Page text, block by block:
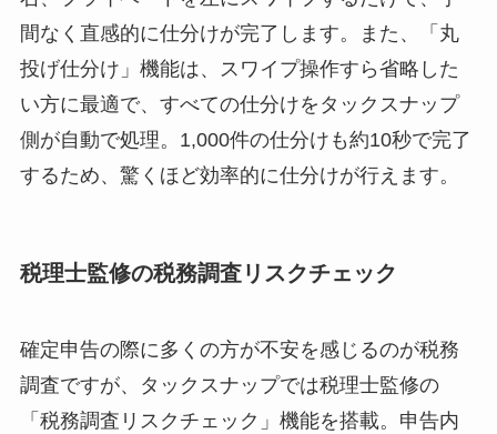
間なく直感的に仕分けが完了します。また、「丸
投げ仕分け」機能は、スワイプ操作すら省略した
い方に最適で、すべての仕分けをタックスナップ
側が自動で処理。1,000件の仕分けも約10秒で完了
するため、驚くほど効率的に仕分けが行えます。
税理士監修の税務調査リスクチェック
確定申告の際に多くの方が不安を感じるのが税務
調査ですが、タックスナップでは税理士監修の
「税務調査リスクチェック」機能を搭載。申告内